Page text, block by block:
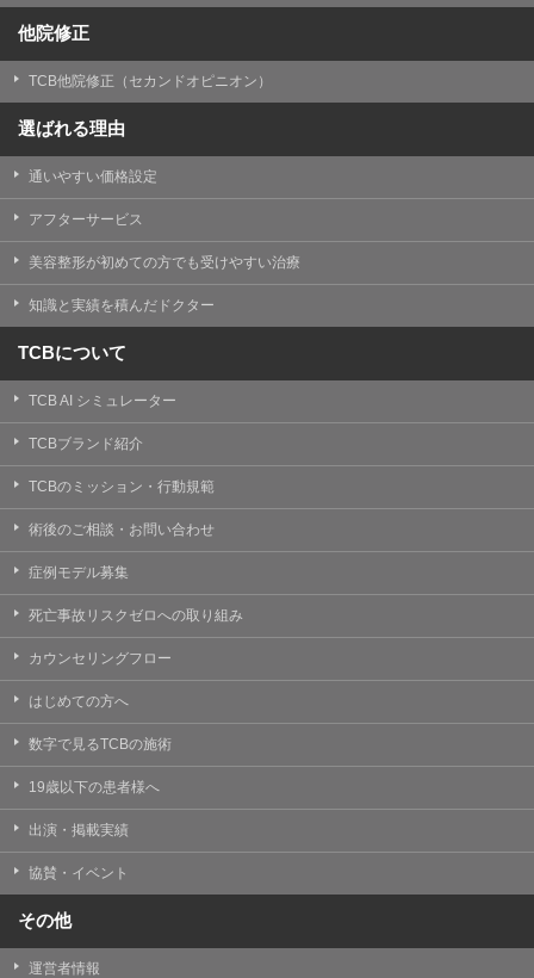
他院修正
TCB他院修正（セカンドオピニオン）
選ばれる理由
通いやすい価格設定
アフターサービス
美容整形が初めての方でも受けやすい治療
知識と実績を積んだドクター
TCBについて
TCB AI シミュレーター
TCBブランド紹介
TCBのミッション・行動規範
術後のご相談・お問い合わせ
症例モデル募集
死亡事故リスクゼロへの取り組み
カウンセリングフロー
はじめての方へ
数字で見るTCBの施術
19歳以下の患者様へ
出演・掲載実績
協賛・イベント
その他
運営者情報